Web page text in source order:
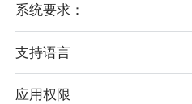
2、为用户们准备了两套场
4、社团功能，能让拥有共
pokedo破壳豆社交软件评测
系统要求：
支持语言
应用权限